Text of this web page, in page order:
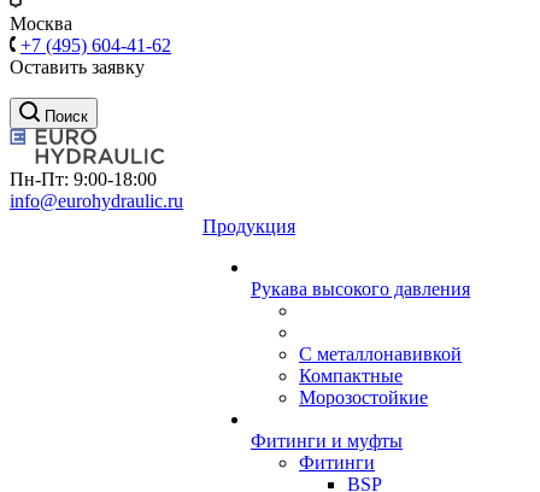
Москва
+7 (495) 604-41-62
Оставить заявку
Поиск
Пн-Пт: 9:00-18:00
info@eurohydraulic.ru
Продукция
Рукава высокого давления
С металлонавивкой
Компактные
Морозостойкие
Фитинги и муфты
Фитинги
BSP